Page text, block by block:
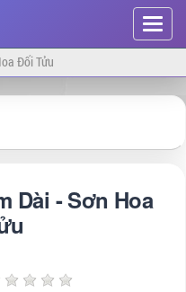
Hiện
menu
Đối Tửu
Dài - Sơn Hoa